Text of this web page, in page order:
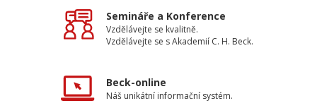
Semináře a Konference
Vzdělávejte se kvalitně.
Vzdělávejte se s Akademií C. H. Beck.
Beck-online
Náš unikátní informační systém.